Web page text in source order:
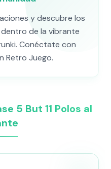
y descubre los
de la vibrante
Conéctate con
Retro Juego.
5 But 11 Polos al